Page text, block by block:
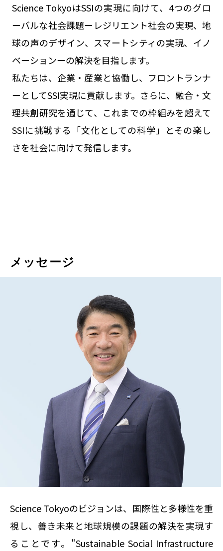
Science TokyoはSSIの実現に向けて、4つのグロ
ーバルな社会課題ーレジリエント社会の実現、地
球の声のデザイン、スマートシティの実現、イノ
ベーションーの解決を目指します。
私たちは、企業・産業と協働し、フロントランナ
ーとしてSSI実現に貢献します。さらに、融合・文
理共創研究を通じて、これまでの枠組みを超えて
SSIに挑戦する「文化としての科学」とその楽し
さを社会に向けて発信します。
メッセージ
Science Tokyoのビジョンは、国際性と多様性を重
視し、善き未来と地球規模の課題の解決を実現す
ることです。"Sustainable Social Infrastructure